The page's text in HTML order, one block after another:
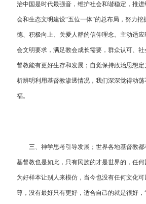
治中国是时代最强音，维护社会和谐稳定，推
会和生态文明建设“五位一体”的总布局，努力
德、积极向上、关爱人群的信仰理念。主动适
会文明要求，满足教会成长需要，群众认可、
督教能有更好生存和发展；自觉保持政治思想
析辨明利用基督教渗透情况，我们深深觉得动
福。
三、神学思考引导发展；世界各地基督教都
基督教也是如此，只有民族的才是世界的，任
为好样本让别人来模仿，当今也没有任何文化
尊，没有最好只有更好，适合自己的就是很好，